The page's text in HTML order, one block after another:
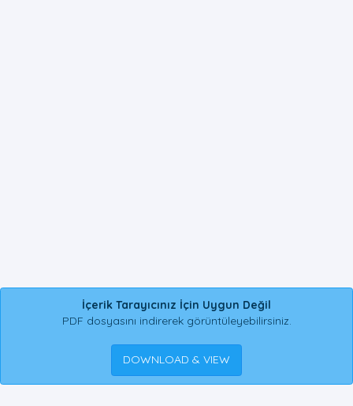
İçerik Tarayıcınız İçin Uygun Değil
PDF dosyasını indirerek görüntüleyebilirsiniz.
DOWNLOAD & VIEW